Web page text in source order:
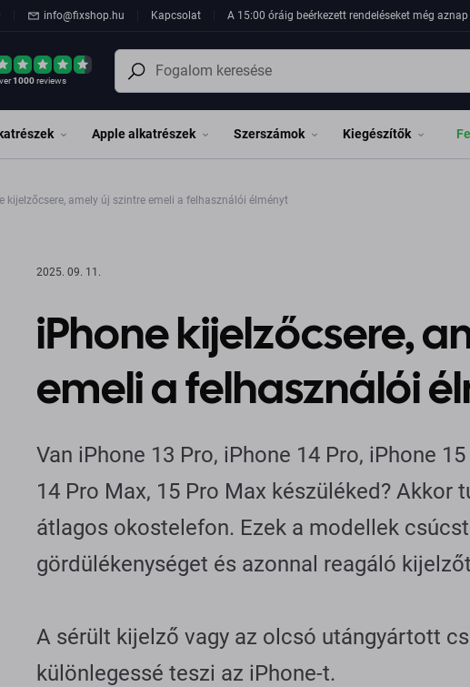
info@fixshop.hu Kapcsolat A 15:00 óráig beérkezett rendeléseket még
1000reviews
Apple alkatrészek Szerszámok Kiegészítők
kijelzőcsere, amely új szintre emeli a felhasználói élményt
2025. 09. 11.
iPhone kijelzőcsere,
emeli a felhasználói
Van iPhone 13 Pro, iPhone 14 Pro, iPhone
14 Pro Max, 15 Pro Max készüléked? Akkor
átlagos okostelefon. Ezek a modellek
gördülékenységet és azonnal reagáló
A sérült kijelző vagy az olcsó utángyártott
különlegessé teszi az iPhone-t.